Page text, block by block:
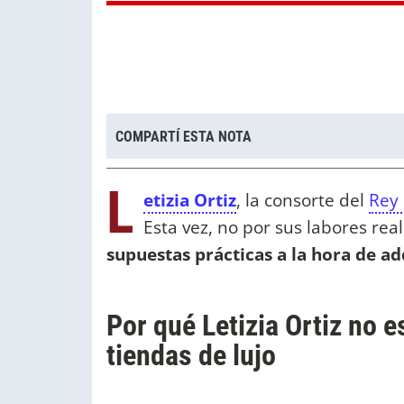
COMPARTÍ ESTA NOTA
L etizia Ortiz, la consorte del
Esta vez, no por sus labores
supuestas prácticas a la hora de
Por qué Letizia Ortiz no
tiendas de lujo